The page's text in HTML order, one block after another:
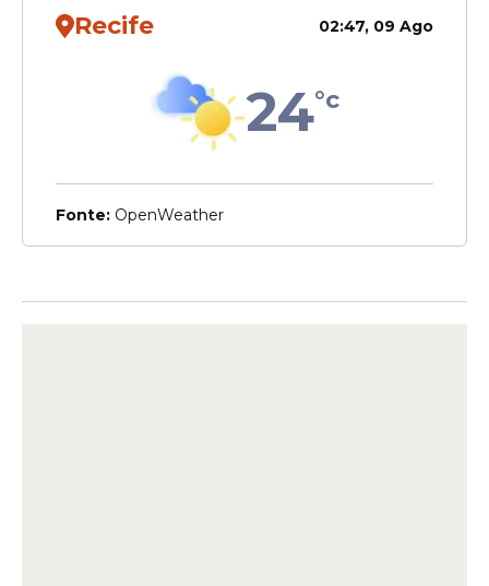
reduzir a distância para o grupo dos oito
primeiros colocados (G-8), zona que
Leia Também
Santa Cruz vence a Inter de
Recife 02:47, 09 Ago
24°c
Fonte: OpenWeather